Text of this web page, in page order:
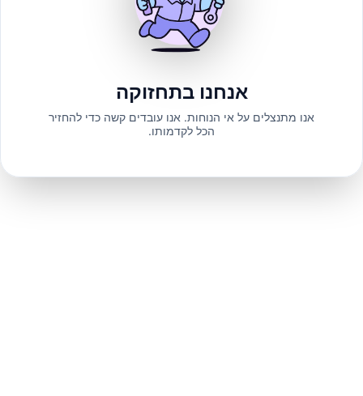
אנחנו בתחזוקה
אנו מתנצלים על אי הנוחות. אנו עובדים קשה כדי להחזיר
הכל לקדמותו.